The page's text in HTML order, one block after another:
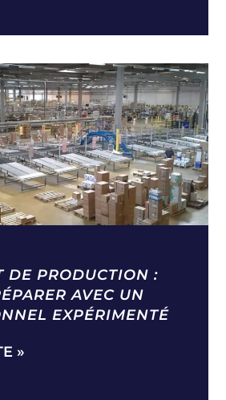
DE PRODUCTION :
AVEC UN
EXPÉRIMENTÉ
»